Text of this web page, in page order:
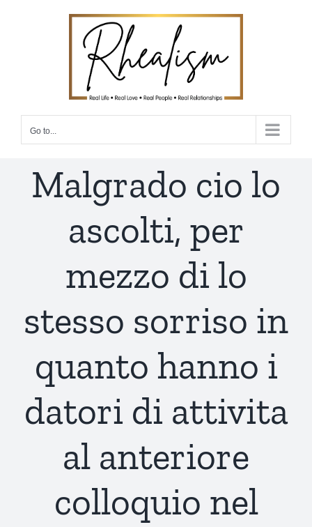
Go to...
Malgrado cio lo
ascolti, per
mezzo di lo
stesso sorriso in
quanto hanno i
datori di attivita
al anteriore
colloquio nel